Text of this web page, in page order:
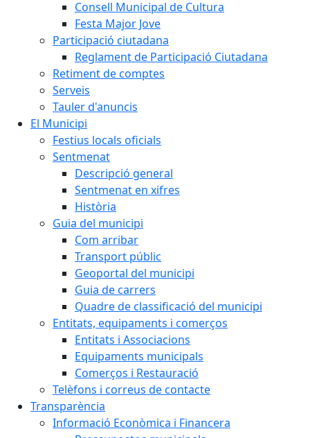
Consell Municipal de Cultura
Festa Major Jove
Participació ciutadana
Reglament de Participació Ciutadana
Retiment de comptes
Serveis
Tauler d'anuncis
El Municipi
Festius locals oficials
Sentmenat
Descripció general
Sentmenat en xifres
Història
Guia del municipi
Com arribar
Transport públic
Geoportal del municipi
Guia de carrers
Quadre de classificació del municipi
Entitats, equipaments i comerços
Entitats i Associacions
Equipaments municipals
Comerços i Restauració
Telèfons i correus de contacte
Transparència
Informació Econòmica i Financera